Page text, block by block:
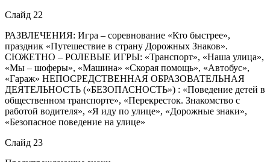
Слайд 22
РАЗВЛЕЧЕНИЯ: Игра – соревнование «Кто быстрее»,
праздник «Путешествие в страну Дорожных Знаков».
СЮЖЕТНО – РОЛЕВЫЕ ИГРЫ: «Транспорт», «Наша улица»,
«Мы – шоферы», «Машина» «Скорая помощь», «Автобус»,
«Гараж» НЕПОСРЕДСТВЕННАЯ ОБРАЗОВАТЕЛЬНАЯ
ДЕЯТЕЛЬНОСТЬ («БЕЗОПАСНОСТЬ») : «Поведение детей в
общественном транспорте», «Перекресток. Знакомство с
работой водителя», «Я иду по улице», «Дорожные знаки»,
«Безопасное поведение на улице»
Слайд 23